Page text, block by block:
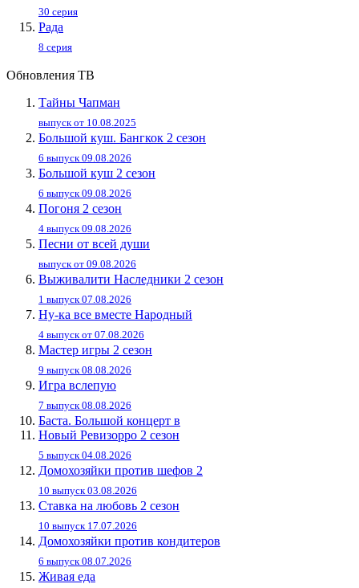
30 серия
Рада
8 серия
Обновления ТВ
Тайны Чапман
выпуск от 10.08.2025
Большой куш. Бангкок 2 сезон
6 выпуск 09.08.2026
Большой куш 2 сезон
6 выпуск 09.08.2026
Погоня 2 сезон
4 выпуск 09.08.2026
Песни от всей души
выпуск от 09.08.2026
Выживалити Наследники 2 сезон
1 выпуск 07.08.2026
Ну-ка все вместе Народный
4 выпуск от 07.08.2026
Мастер игры 2 сезон
9 выпуск 08.08.2026
Игра вслепую
7 выпуск 08.08.2026
Баста. Большой концерт в
Новый Ревизорро 2 сезон
5 выпуск 04.08.2026
Домохозяйки против шефов 2
10 выпуск 03.08.2026
Ставка на любовь 2 сезон
10 выпуск 17.07.2026
Домохозяйки против кондитеров
6 выпуск 08.07.2026
Живaя eдa